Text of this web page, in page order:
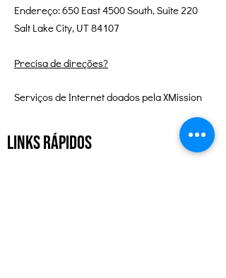
Endereço: 650 East 4500 South, Suite 220
Salt Lake City, UT 84107
Precisa de direções?
Serviços de Internet doados pela XMission
Links Rápidos